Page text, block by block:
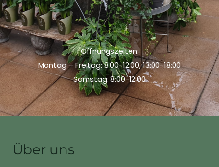
Öffnungszeiten:
Montag – Freitag: 8:00-12:00, 13:00-18:00
Samstag: 8:00-12:00
Über uns